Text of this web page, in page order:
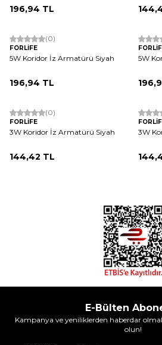
196,94 TL
(0)
FORLİFE
5W Koridor İz Armatürü Siyah
196,94 TL
5W
(0)
FORLİFE
3W Koridor İz Armatürü Siyah
144,42 TL
3W
E-Bülten
Kampanya ve yeniliklerden haberdar
olun!